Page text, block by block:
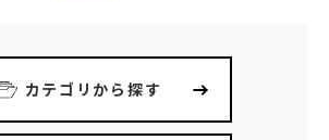
カテゴリから探す